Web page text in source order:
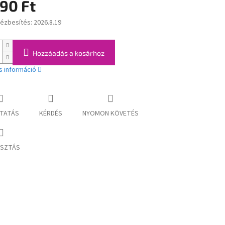
Ft
2026.8.19
Hozzáadás a kosárhoz
információ
KÉRDÉS NYOMON KÖVETÉS